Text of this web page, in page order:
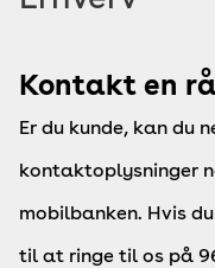
Kontakt en
Er du kunde, kan du
kontaktoplysninger
mobilbanken. Hvis
til at ringe til os på